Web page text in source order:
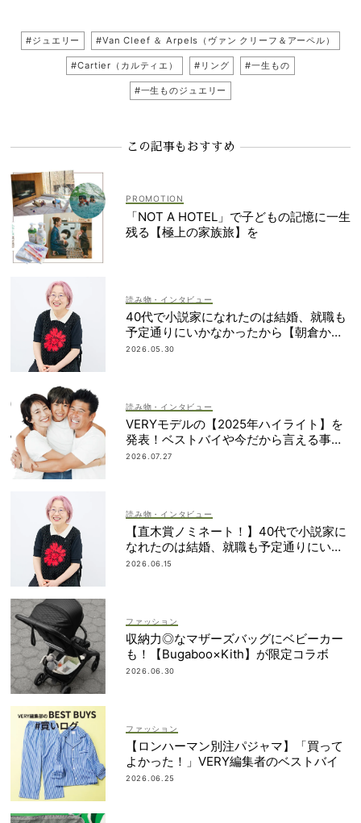
#ジュエリー #Van Cleef ＆ Arpels（ヴァン クリーフ＆アーペル）
#Cartier（カルティエ） #リング #一生もの
#一生ものジュエリー
この記事もおすすめ
「NOT A HOTEL」で子どもの記憶に一生
残る【極上の家族旅】を
読み物・インタビュー
40代で小説家になれたのは結婚、就職も
予定通りにいかなかったから【朝倉かす
みさん】
2026.05.30
読み物・インタビュー
VERYモデルの【2025年ハイライト】を
発表！ベストバイや今だから言える事件
簿も大公開
2026.07.27
読み物・インタビュー
【直木賞ノミネート！】40代で小説家に
なれたのは結婚、就職も予定通りにいか
なかったから｜朝倉かすみさん
2026.06.15
ファッション
収納力◎なマザーズバッグにベビーカー
も！【Bugaboo×Kith】が限定コラボ
2026.06.30
ファッション
【ロンハーマン別注パジャマ】「買って
よかった！」VERY編集者のベストバイ
2026.06.25